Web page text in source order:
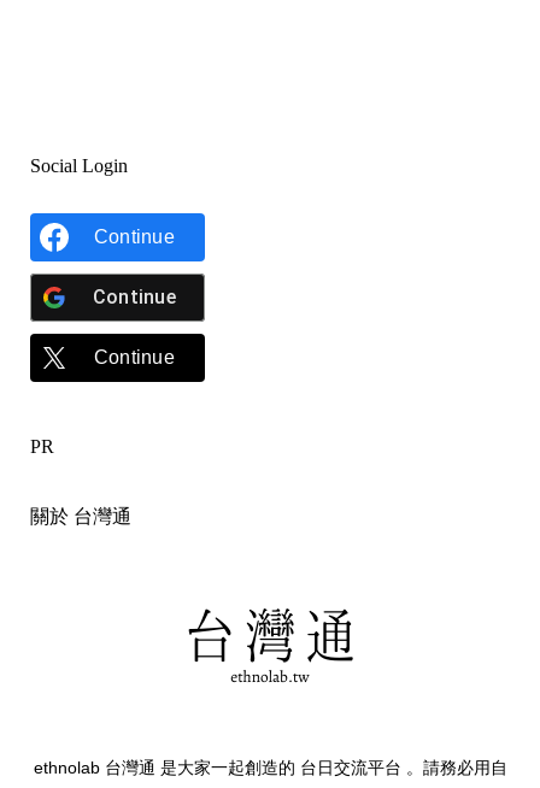
Social Login
Continue
Continue
Continue
PR
關於 台灣通
ethnolab 台灣通 是大家一起創造的 台日交流平台 。請務必用自